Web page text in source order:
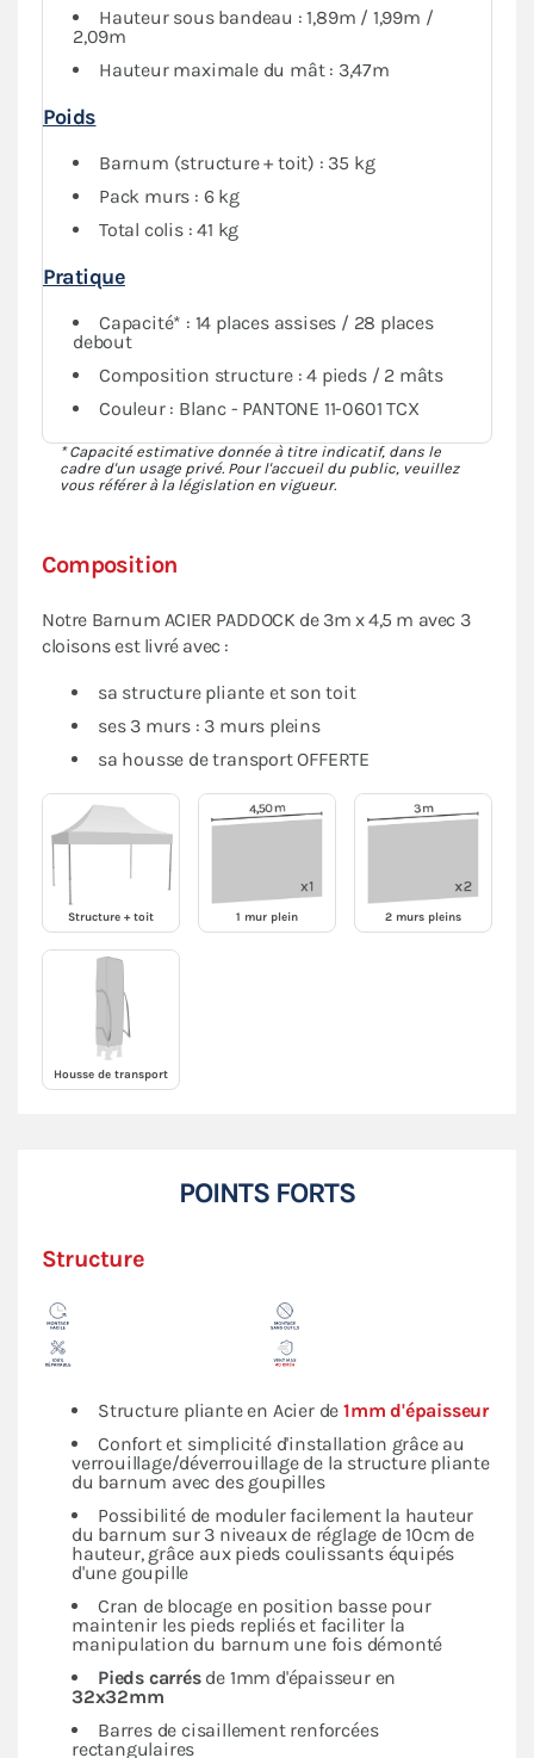
Composition
Notre Barnum ACIER PADDOCK de 3m x 4,5 m avec 3
cloisons est livré avec :
sa structure pliante et son toit
ses 3 murs : 3 murs pleins
sa housse de transport OFFERTE
Structure + toit 1 mur plein 2 murs pleins
Housse de transport
Hauteur sous bandeau : 1,89m / 1,99m /
2,09m
Hauteur maximale du mât : 3,47m
Poids
Barnum (structure + toit) : 35 kg
Pack murs : 6 kg
Total colis : 41 kg
Pratique
Capacité* : 14 places assises / 28 places
debout
Composition structure : 4 pieds / 2 mâts
Couleur : Blanc - PANTONE 11-0601 TCX
* Capacité estimative donnée à titre indicatif, dans le
cadre d'un usage privé. Pour l'accueil du public, veuillez
vous référer à la législation en vigueur.
POINTS FORTS
Structure
Structure pliante en Acier de 1mm d'épaisseur
Confort et simplicité d'installation grâce au
verrouillage/déverrouillage de la structure pliante
du barnum avec des goupilles
Possibilité de moduler facilement la hauteur
du barnum sur 3 niveaux de réglage de 10cm de
hauteur, grâce aux pieds coulissants équipés
d'une goupille
Cran de blocage en position basse pour
maintenir les pieds repliés et faciliter la
manipulation du barnum une fois démonté
Pieds carrésde 1mm d'épaisseur en
32x32mm
Barres de cisaillement renforcées
rectangulaires